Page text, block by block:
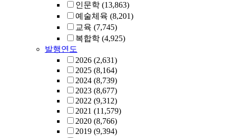
인문학 (13,863)
예술체육 (8,201)
교육 (7,745)
복합학 (4,925)
발행연도
2026 (2,631)
2025 (8,164)
2024 (8,739)
2023 (8,677)
2022 (9,312)
2021 (11,579)
2020 (8,766)
2019 (9,394)